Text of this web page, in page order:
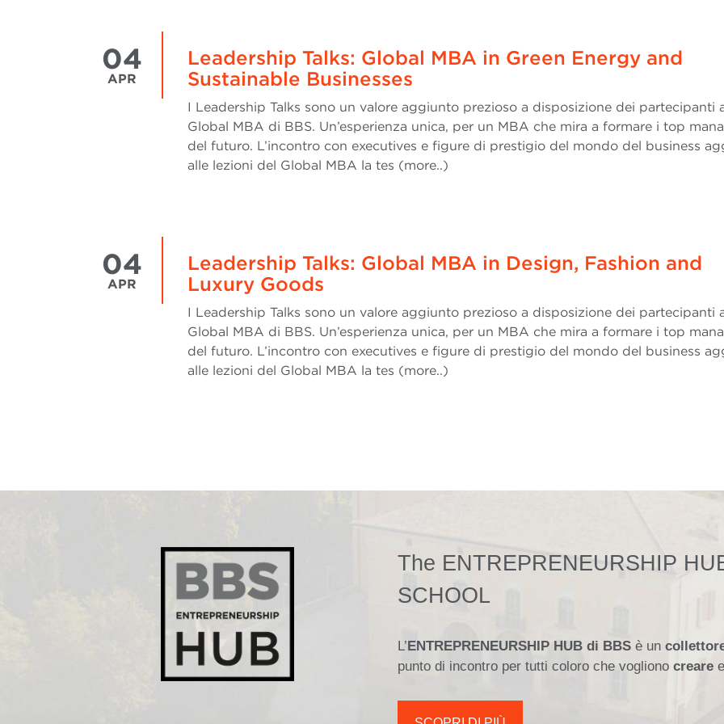
04
APR
Leadership Talks: Global MBA in Green Energy and
Sustainable Businesses
I Leadership Talks sono un valore aggiunto prezioso a disposizione dei partecipanti
Global MBA di BBS. Un’esperienza unica, per un MBA che mira a formare i top
del futuro. L’incontro con executives e figure di prestigio del mondo del business
alle lezioni del Global MBA la tes (more..)
04
APR
Leadership Talks: Global MBA in Design, Fashion and
Luxury Goods
I Leadership Talks sono un valore aggiunto prezioso a disposizione dei partecipanti
Global MBA di BBS. Un’esperienza unica, per un MBA che mira a formare i top
del futuro. L’incontro con executives e figure di prestigio del mondo del business
alle lezioni del Global MBA la tes (more..)
The ENTREPRENEURSHIP
SCHOOL
L’ ENTREPRENEURSHIP HUB di BBSè un
punto di incontro per tutti coloro che vogliono crearee